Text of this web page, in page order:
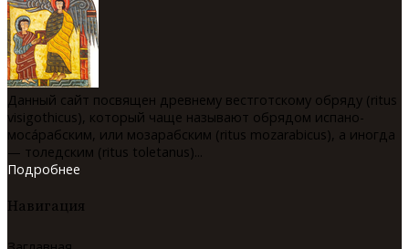
Данный сайт посвящен древнему вестготскому обряду (ritus
visigothicus), который чаще называют обрядом испано-
мосáрабским, или мозарабским (ritus mozarabicus), а иногда
— толедским (ritus toletanus)...
Подробнее
Навигация